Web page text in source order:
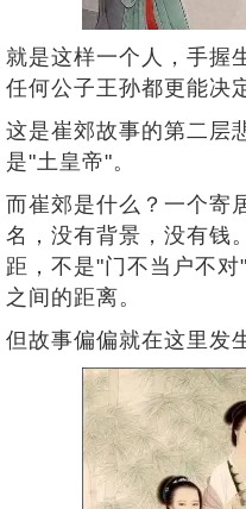
就是这样一个人，手握
任何公子王孙都更能决
这是崔郊故事的第二层
是"土皇帝"。
而崔郊是什么？一个寄
名，没有背景，没有钱
距，不是"门不当户不
之间的距离。
但故事偏偏就在这里发